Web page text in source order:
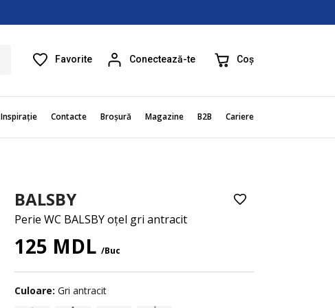
Favorite Conectează-te Coș
Inspirație Contacte Broșură Magazine B2B Cariere
BALSBY
Perie WC BALSBY oțel gri antracit
125 MDL /Buc
Culoare: Gri antracit